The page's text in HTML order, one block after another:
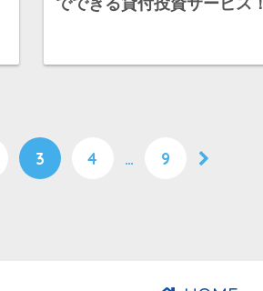
でできる貸付投資サービス！
3 4 … 9